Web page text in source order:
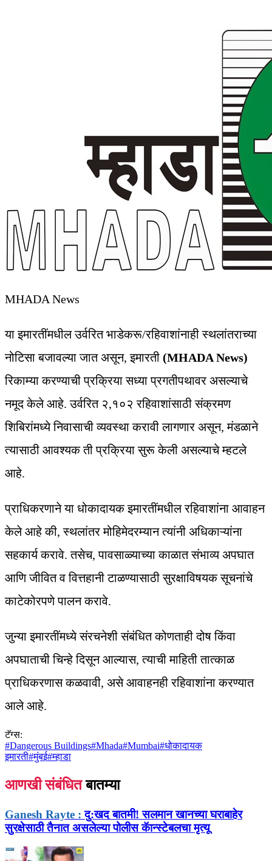
MHADA News
या इमारतींमधील उर्वरित भाडेकरू/रहिवाशांनाही स्थलांतराच्या
नोटिसा बजावल्या जात असून, इमारती (MHADA News)
रिकाम्या करण्याची प्रक्रिया सध्या प्रगतीपथावर असल्याचे
नमूद केले आहे. उर्वरित २,१०२ रहिवाशांसाठी संक्रमण
शिबिरांमध्ये निवासाची व्यवस्था करावी लागणार असून, मंडळाने
त्यासाठी आवश्यक ती प्रक्रिया सुरू केली असल्याचे म्हटले
आहे.
प्राधिकरणाने या धोकादायक इमारतींमधील रहिवाशांना आवाहन
केले आहे की, स्थलांतर मोहिमेदरम्यान त्यांनी अधिकाऱ्यांना
सहकार्य करावे. तसेच, पावसाळ्याच्या काळात संभाव्य अपघात
आणि जीवित व वित्तहानी टाळण्यासाठी सुरक्षाविषयक सूचनांचे
काटेकोरपणे पालन करावे.
जुन्या इमारतींमध्ये संरचनेशी संबंधित कोणताही दोष किंवा
अपघाताची चिन्हे दिसून आल्यास, त्याची माहिती तात्काळ
प्राधिकरणास कळवावी, असे आवाहनही रहिवाशांना करण्यात
आले आहे.
टॅग्स:
#Dangerous Buildings#Mhada#Mumbai#धोकादायक
इमारती#मुंबई#म्हाडा
आणखी संबंधित बातम्या
Ganesh Rayte : दु:खद बातमी! सलमान खानच्या घराबाहेर
सुरक्षेसाठी तैनात असलेल्या पोलीस कॅान्स्टेबलचा मृत्यू